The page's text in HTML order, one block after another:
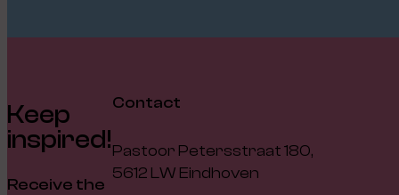
Keep
inspired!
Receive the
Contact
Pastoor Petersstraat 180,
5612 LW Eindhoven